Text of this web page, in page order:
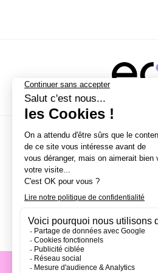
NOS CAMPUS
Nantes
Aix-en-Provence
Strasbourg